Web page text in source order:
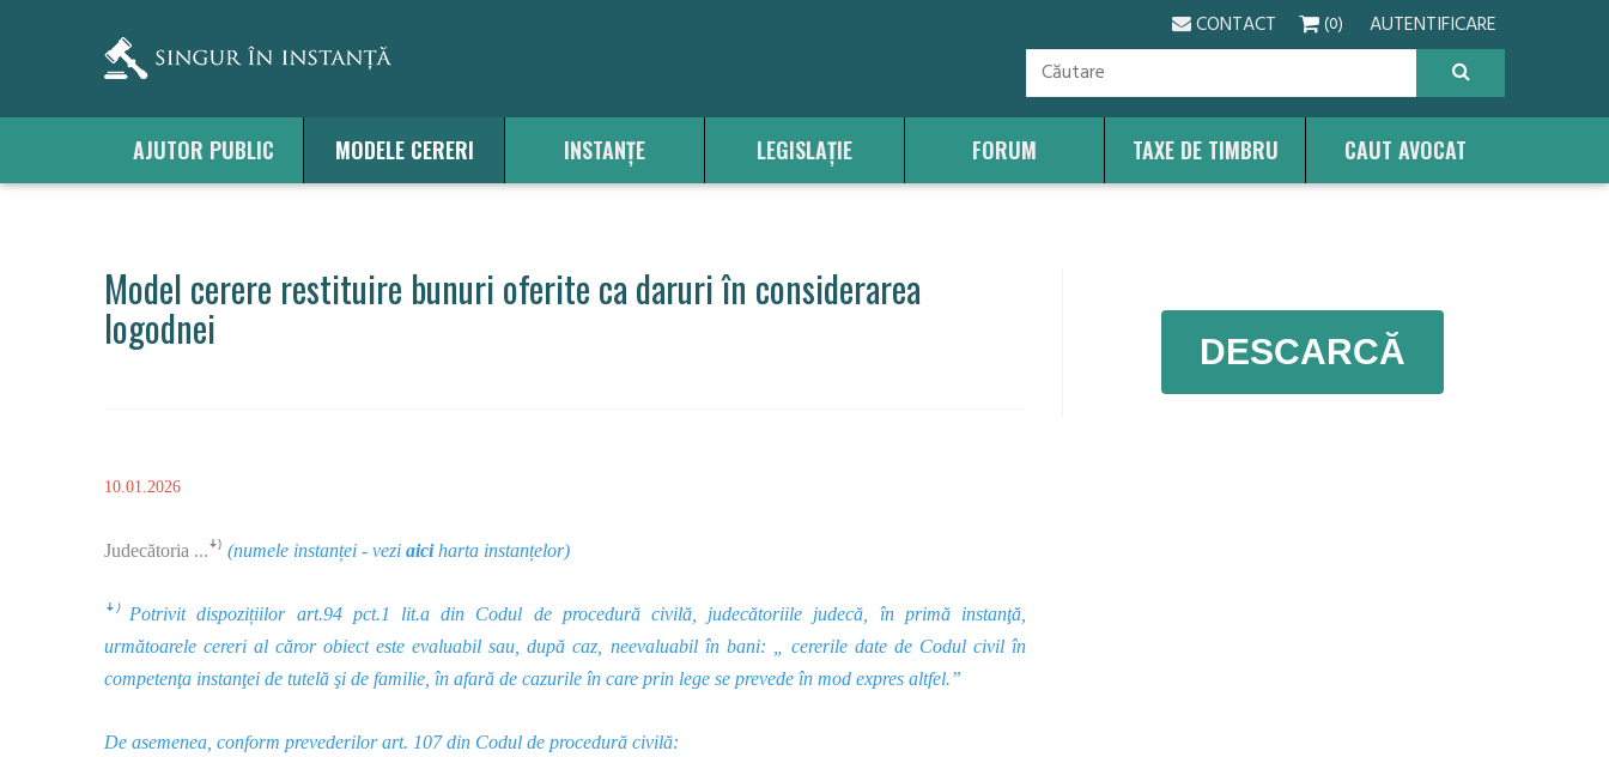
CONTACT (0) AUTENTIFICARE
AJUTOR PUBLIC MODELE CERERI INSTANȚE LEGISLAȚIE FORUM TAXE DE TIMBRU CAUT AVOCAT
Model cerere restituire bunuri oferite ca daruri în considerarea
logodnei
10.01.2026
Judecătoria ...ꜜ⁾ (numele instanței - vezi aici harta instanțelor)
ꜜ⁾ Potrivit dispozițiilor art.94 pct.1 lit.a din Codul de procedură civilă, judecătoriile judecă, în primă instanţă,
următoarele cereri al căror obiect este evaluabil sau, după caz, neevaluabil în bani: „ cererile date de Codulcivil în
competenţa instanţei de tutelă şi de familie, în afară de cazurile în care prin lege se prevede în mod expres altfel.”
De asemenea, conform prevederilor art. 107 din Codul de procedură civilă:
DESCARCĂ